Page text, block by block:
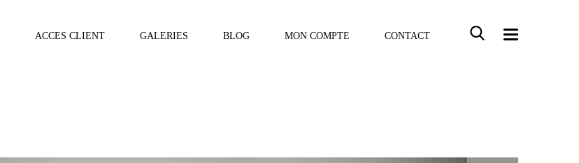
ACCES CLIENT GALERIES BLOG MON COMPTE CONTACT